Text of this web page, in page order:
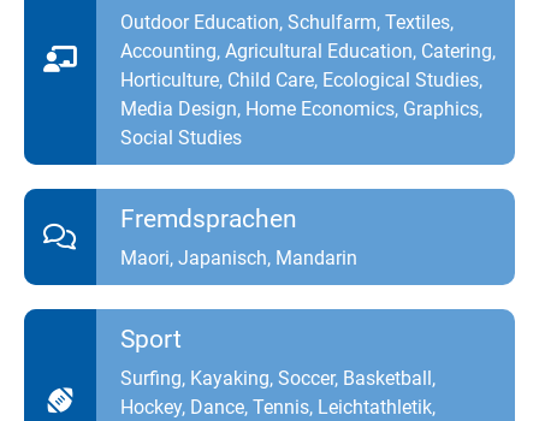
Outdoor Education, Schulfarm, Textiles,
Accounting, Agricultural Education, Catering,
Horticulture, Child Care, Ecological Studies,
Media Design, Home Economics, Graphics,
Social Studies
Fremdsprachen
Maori, Japanisch, Mandarin
Sport
Surfing, Kayaking, Soccer, Basketball,
Hockey, Dance, Tennis, Leichtathletik,